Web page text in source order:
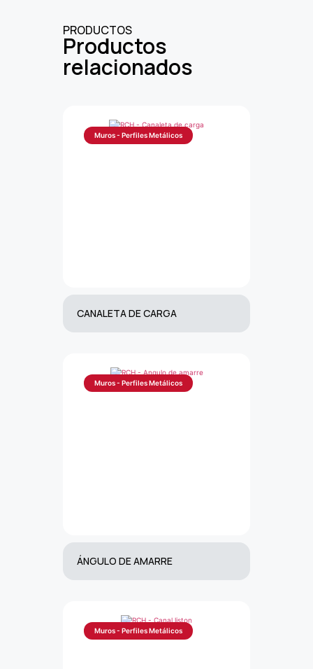
PRODUCTOS
Productos
relacionados
Muros - Perfiles Metálicos
CANALETA DE CARGA
Muros - Perfiles Metálicos
ÁNGULO DE AMARRE
Muros - Perfiles Metálicos